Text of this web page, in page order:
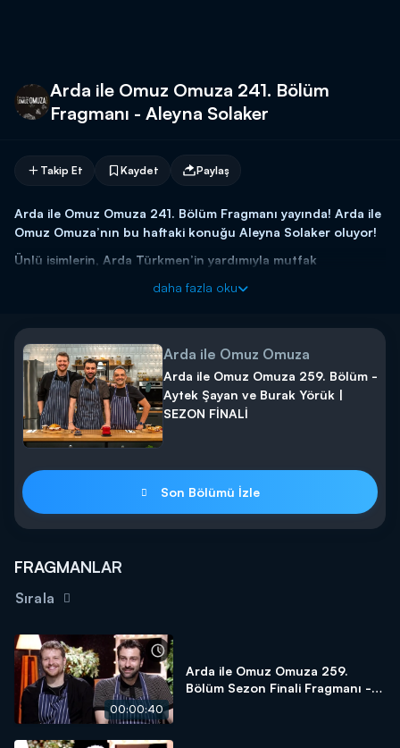
Arda ile Omuz Omuza 241. Bölüm
Fragmanı - Aleyna Solaker
Takip Et Kaydet Paylaş
Arda ile Omuz Omuza 241. Bölüm Fragmanı yayında! Arda ile
Omuz Omuza’nın bu haftaki konuğu Aleyna Solaker oluyor!
Ünlü isimlerin, Arda Türkmen’in yardımıyla mutfak
yeni bölümü ile pazar günü saat 13.45’te Kanal D’de…
daha fazla oku
Arda ile Omuz Omuza
Arda ile Omuz Omuza 259. Bölüm -
Aytek Şayan ve Burak Yörük |
SEZON FİNALİ
Son Bölümü İzle
FRAGMANLAR
Sırala
00:00:40
Arda ile Omuz Omuza 259.
Bölüm Sezon Finali Fragmanı -